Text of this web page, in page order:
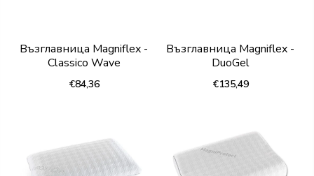
Възглавница Magniflex -
Classico Wave
€84,36
Възглавница Magniflex -
DuoGel
€135,49